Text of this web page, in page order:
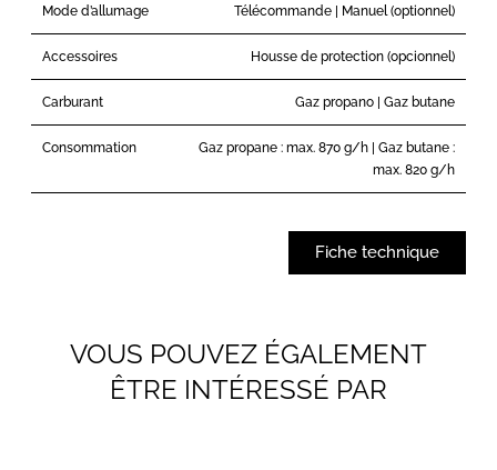
Mode d’allumage Télécommande | Manuel (optionnel)
Accessoires Housse de protection (opcionnel)
Carburant Gaz propano | Gaz butane
Consommation
Gaz propane : max. 870 g/h | Gaz butane :
max. 820 g/h
Fiche technique
VOUS POUVEZ ÉGALEMENT
ÊTRE INTÉRESSÉ PAR